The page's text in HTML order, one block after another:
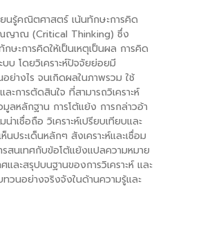
ยนรู้คณิตศาสตร์ เน้นทักษะการคิด
ญาณ (Critical Thinking) ซึ่ง
กษะการคิดให้เป็นเหตุเป็นผล การคิด
บบ โดยวิเคราะห์ปัจจัยย่อยมี
ย่างไร จนเกิดผลในภาพรวม ใช้
การตัดสินใจ ที่สามารถวิเคราะห์
มูลหลักฐาน การโต้แย้ง การกล่าวอ้า
าเชื่อถือ วิเคราะห์เปรียบเทียบและ
ห็นประเด็นหลักๆ สังเคราะห์และเชื่อม
รสนเทศกับข้อโต้แย้งแปลความหมาย
และสรุปบนฐานของการวิเคราะห์ และ
วนอย่างจริงจังในด้านความรู้และ